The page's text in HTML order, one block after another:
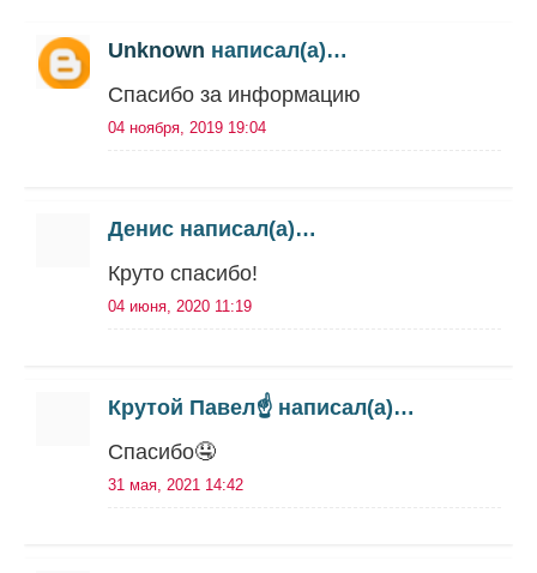
Unknown написал(а)…
Спасибо за информацию
04 ноября, 2019 19:04
Денис написал(а)…
Круто спасибо!
04 июня, 2020 11:19
Крутой Павел☝️ написал(а)…
Спасибо🤤
31 мая, 2021 14:42